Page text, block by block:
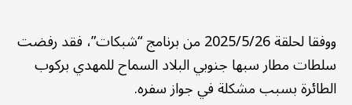
ووفقا لحلقة 2025/5/26 من برنامج “شبكات”، فقد رفضت
سلطات مطار سبها جنوبي البلاد السماح للمهدي بركوب
الطائرة بسبب مشكلة في جواز سفره.